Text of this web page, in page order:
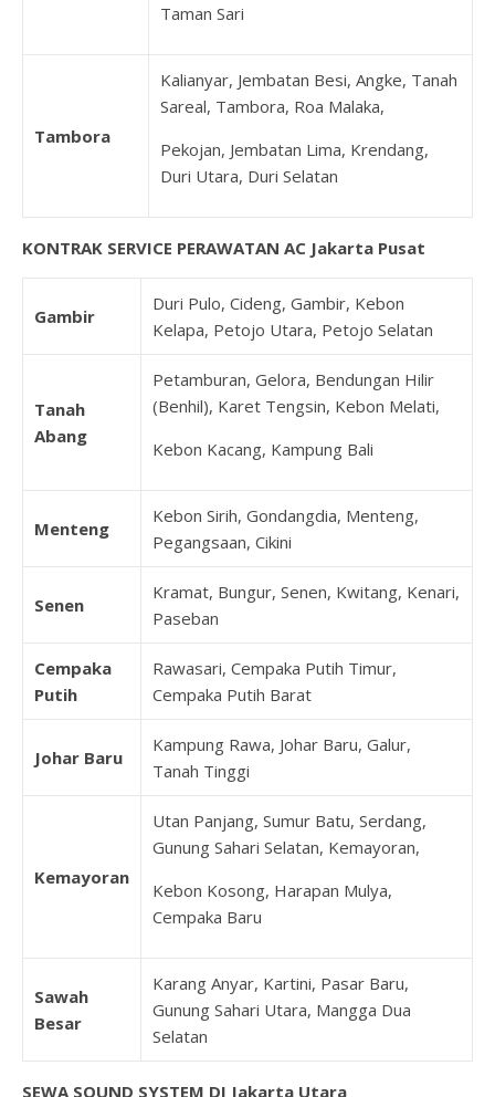
Taman Sari
Tambora
Kalianyar, Jembatan Besi, Angke, Tanah
Sareal, Tambora, Roa Malaka,
Pekojan, Jembatan Lima, Krendang,
Duri Utara, Duri Selatan
KONTRAK SERVICE PERAWATAN AC Jakarta Pusat
Gambir
Duri Pulo, Cideng, Gambir, Kebon
Kelapa, Petojo Utara, Petojo Selatan
Tanah
Abang
Petamburan, Gelora, Bendungan Hilir
(Benhil), Karet Tengsin, Kebon Melati,
Kebon Kacang, Kampung Bali
Menteng
Kebon Sirih, Gondangdia, Menteng,
Pegangsaan, Cikini
Senen
Kramat, Bungur, Senen, Kwitang, Kenari,
Paseban
Cempaka
Putih
Rawasari, Cempaka Putih Timur,
Cempaka Putih Barat
Johar Baru
Kampung Rawa, Johar Baru, Galur,
Tanah Tinggi
Kemayoran
Utan Panjang, Sumur Batu, Serdang,
Gunung Sahari Selatan, Kemayoran,
Kebon Kosong, Harapan Mulya,
Cempaka Baru
Sawah
Besar
Karang Anyar, Kartini, Pasar Baru,
Gunung Sahari Utara, Mangga Dua
Selatan
SEWA SOUND SYSTEM DI Jakarta Utara